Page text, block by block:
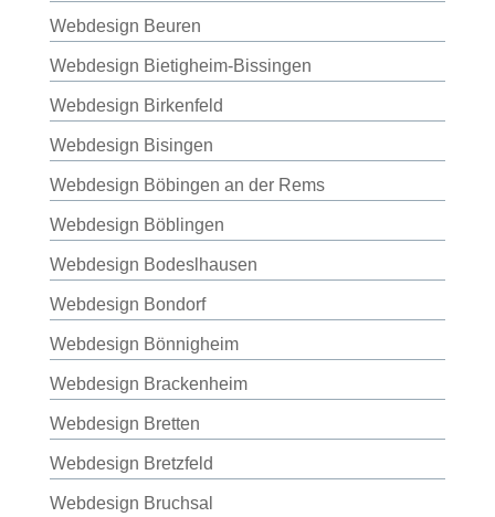
Webdesign Beuren
Webdesign Bietigheim-Bissingen
Webdesign Birkenfeld
Webdesign Bisingen
Webdesign Böbingen an der Rems
Webdesign Böblingen
Webdesign Bodeslhausen
Webdesign Bondorf
Webdesign Bönnigheim
Webdesign Brackenheim
Webdesign Bretten
Webdesign Bretzfeld
Webdesign Bruchsal